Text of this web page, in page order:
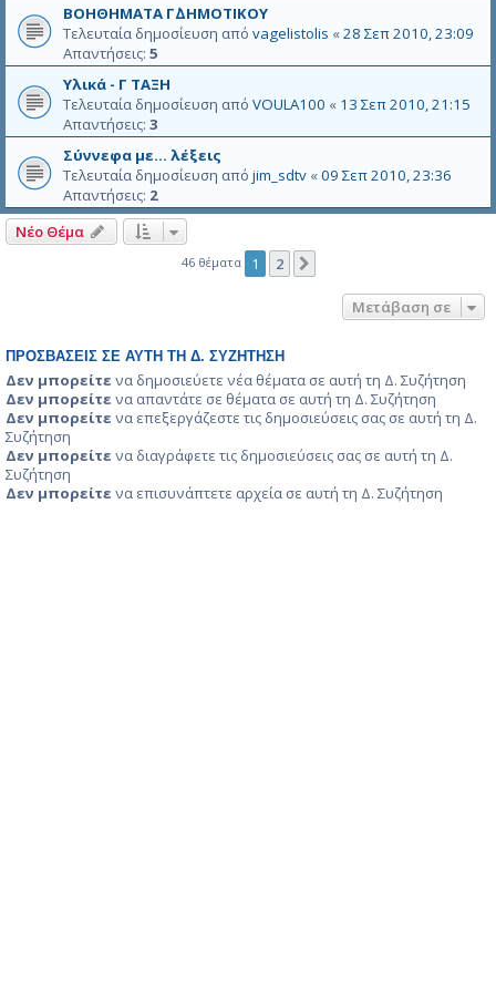
ΒΟΗΘΗΜΑΤΑ Γ΄ΔΗΜΟΤΙΚΟΥ
Τελευταία δημοσίευση από vagelistolis «28 Σεπ 2010, 23:09
Απαντήσεις: 5
Υλικά - Γ ΤΑΞΗ
Τελευταία δημοσίευση από VOULA100 « 13 Σεπ 2010, 21:15
Απαντήσεις: 3
Σύννεφα με... λέξεις
Τελευταία δημοσίευση από jim_sdtv «09 Σεπ 2010, 23:36
Απαντήσεις: 2
Νέο Θέμα
46 θέματα 1 2
Μετάβαση σε
ΠΡΟΣΒΆΣΕΙΣ ΣΕ ΑΥΤΉ ΤΗ Δ. ΣΥΖΉΤΗΣΗ
Δεν μπορείτε να δημοσιεύετε νέα θέματα σε αυτή τη Δ. Συζήτηση
Δεν μπορείτε να απαντάτε σε θέματα σε αυτή τη Δ. Συζήτηση
Δεν μπορείτε να επεξεργάζεστε τις δημοσιεύσεις σας σε αυτή τη Δ.
Συζήτηση
Δεν μπορείτε να διαγράφετε τις δημοσιεύσεις σας σε αυτή τη Δ.
Συζήτηση
Δεν μπορείτε να επισυνάπτετε αρχεία σε αυτή τη Δ. Συζήτηση